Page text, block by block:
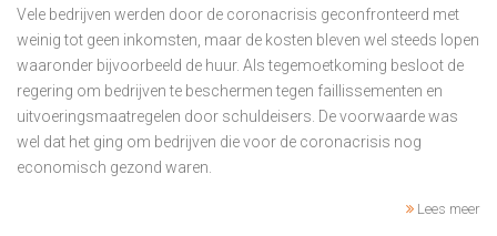
Vele bedrijven werden door de coronacrisis geconfronteerd met
weinig tot geen inkomsten, maar de kosten bleven wel steeds lopen
waaronder bijvoorbeeld de huur. Als tegemoetkoming besloot de
regering om bedrijven te beschermen tegen faillissementen en
uitvoeringsmaatregelen door schuldeisers. De voorwaarde was
wel dat het ging om bedrijven die voor de coronacrisis nog
economisch gezond waren.
Lees meer